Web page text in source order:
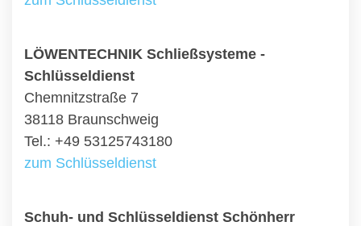
LÖWENTECHNIK Schließsysteme -
Schlüsseldienst
Chemnitzstraße 7
38118 Braunschweig
Tel.: +49 53125743180
zum Schlüsseldienst
Schuh- und Schlüsseldienst Schönherr